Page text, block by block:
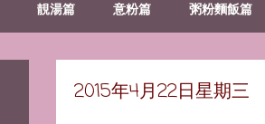
靚湯篇 意粉篇 粥粉麵飯篇
2015年4月22日星期三